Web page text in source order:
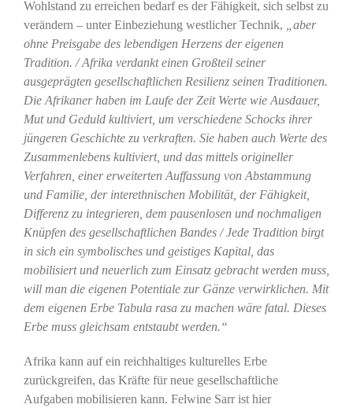
Wohlstand zu erreichen bedarf es der Fähigkeit, sich selbst zu
verändern – unter Einbeziehung westlicher Technik,
„aber
ohne Preisgabe des lebendigen Herzens der eigenen
Tradition. / Afrika verdankt einen Großteil seiner
ausgeprägten gesellschaftlichen Resilienz seinen Traditionen.
Die Afrikaner haben im Laufe der Zeit Werte wie Ausdauer,
Mut und Geduld kultiviert, um verschiedene Schocks ihrer
jüngeren Geschichte zu verkraften. Sie haben auch Werte des
Zusammenlebens kultiviert, und das mittels origineller
Verfahren, einer erweiterten Auffassung von Abstammung
und Familie, der interethnischen Mobilität, der Fähigkeit,
Differenz zu integrieren, dem pausenlosen und nochmaligen
Knüpfen des gesellschaftlichen Bandes / Jede Tradition birgt
in sich ein symbolisches und geistiges Kapital, das
mobilisiert und neuerlich zum Einsatz gebracht werden muss,
will man die eigenen Potentiale zur Gänze verwirklichen. Mit
dem eigenen Erbe Tabula rasa zu machen wäre fatal. Dieses
Erbe muss gleichsam entstaubt werden.“
Afrika kann auf ein reichhaltiges kulturelles Erbe
zurückgreifen, das Kräfte für neue gesellschaftliche
Aufgaben mobilisieren kann. Felwine Sarr ist hier